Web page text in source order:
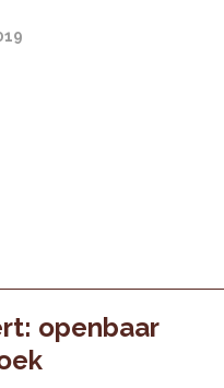
openbaar